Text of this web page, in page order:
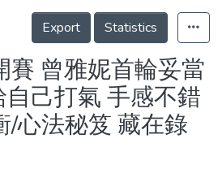
Details
Export
Statistics
賽 曾雅妮首輪妥當
己打氣 手感不錯
/心法秘笈 藏在錄